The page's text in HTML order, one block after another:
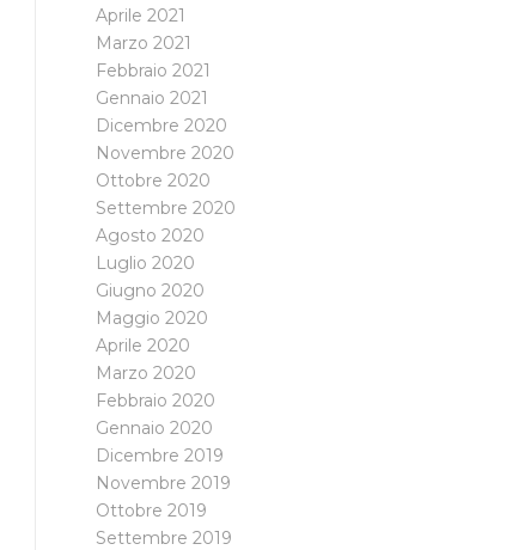
Aprile 2021
Marzo 2021
Febbraio 2021
Gennaio 2021
Dicembre 2020
Novembre 2020
Ottobre 2020
Settembre 2020
Agosto 2020
Luglio 2020
Giugno 2020
Maggio 2020
Aprile 2020
Marzo 2020
Febbraio 2020
Gennaio 2020
Dicembre 2019
Novembre 2019
Ottobre 2019
Settembre 2019